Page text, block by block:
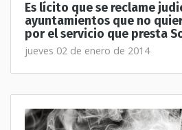
Es lícito que se reclame
ayuntamientos que no
por el servicio que presta
jueves 02 de enero de 2014